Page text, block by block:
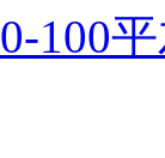
100